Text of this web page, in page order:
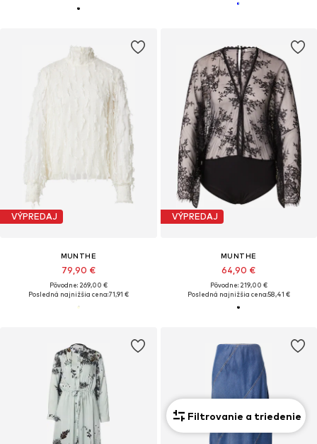
VÝPREDAJ
MUNTHE
79,90 €
Pôvodne: 269,00 €
Posledná najnižšia cena:71,91 €
VÝPREDAJ
MUNTHE
64,90 €
Pôvodne: 219,00 €
Posledná najnižšia cena:58,41 €
Filtrovanie a triedenie